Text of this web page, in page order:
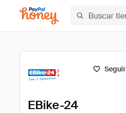
Seguir
EBike-24